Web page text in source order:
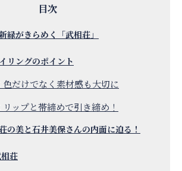
緑がきらめく「武相荘」
リングのポイント
色だけでなく素材感も大切に
リップと帯締めで引き締め！
の美と石井美保さんの内面に迫る！
荘